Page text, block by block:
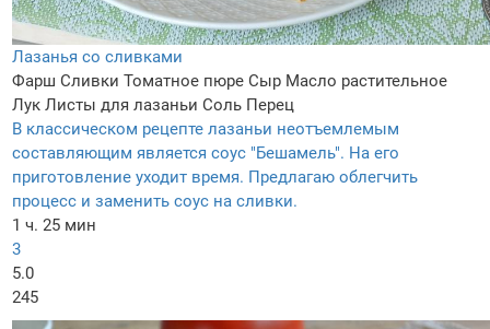
Лазанья со сливками
Фарш Сливки Томатное пюре Сыр Масло растительное
Лук Листы для лазаньи Соль Перец
В классическом рецепте лазаньи неотъемлемым
составляющим является соус "Бешамель". На его
приготовление уходит время. Предлагаю облегчить
процесс и заменить соус на сливки.
1 ч. 25 мин
3
5.0
245